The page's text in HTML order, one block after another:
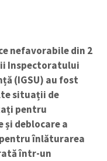
nefavorabile din 2
Inspectoratului
(IGSU) au fost
situații de
pentru
deblocare a
înlăturarea
într-un